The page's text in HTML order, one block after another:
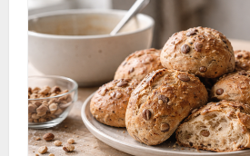
i
o
n